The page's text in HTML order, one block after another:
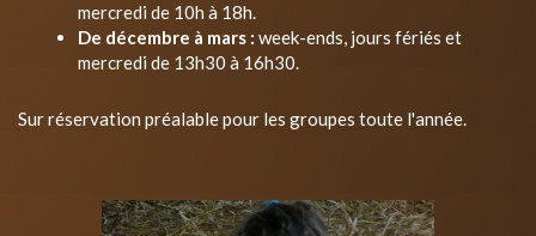
mercredi de 10h à 18h.
De décembre à mars : week-ends, jours fériés et
mercredi de 13h30 à 16h30.
Sur réservation préalable pour les groupes toute l'année.